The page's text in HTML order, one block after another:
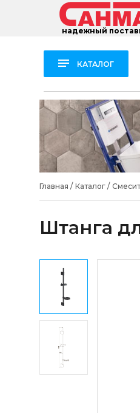
надежный
КАТАЛОГ
Главная / Каталог/
Штанга